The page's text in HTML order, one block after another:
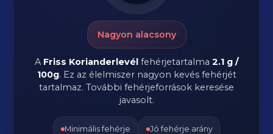
Nagyon alacsony
A Friss Korianderlevélfehérjetartalma 2.1 g /
100g. Ez az élelmiszer nagyon kevés fehérjét
tartalmaz. További fehérjeforrások keresése
javasolt.
Minimális fehérje Jó fehérje arány